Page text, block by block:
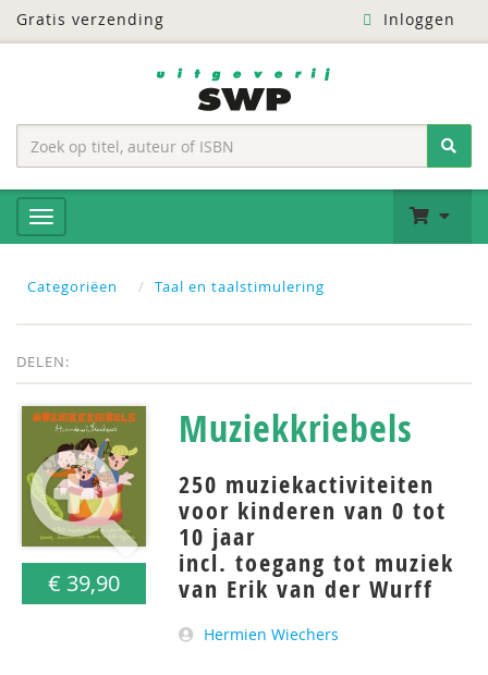
Gratis verzending Inloggen
Categoriëen Taal en taalstimulering
DELEN:
€ 39,90
Muziekkriebels
250 muziekactiviteiten
voor kinderen van 0 tot
10 jaar
incl. toegang tot muziek
van Erik van der Wurff
Hermien Wiechers